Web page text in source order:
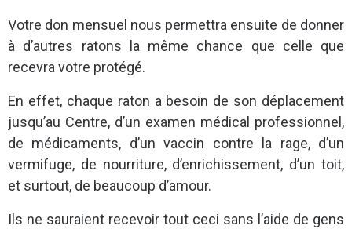
Votre don mensuel nous permettra ensuite de donner
à d’autres ratons la même chance que celle que
recevra votre protégé.
En effet, chaque raton a besoin de son déplacement
jusqu’au Centre, d’un examen médical professionnel,
de médicaments, d’un vaccin contre la rage, d’un
vermifuge, de nourriture, d’enrichissement, d’un toit,
et surtout, de beaucoup d’amour.
Ils ne sauraient recevoir tout ceci sans l’aide de gens